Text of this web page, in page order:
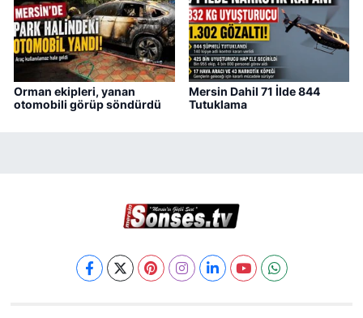
Orman ekipleri, yanan
otomobili görüp söndürdü
Mersin Dahil 71 İlde 844
Tutuklama